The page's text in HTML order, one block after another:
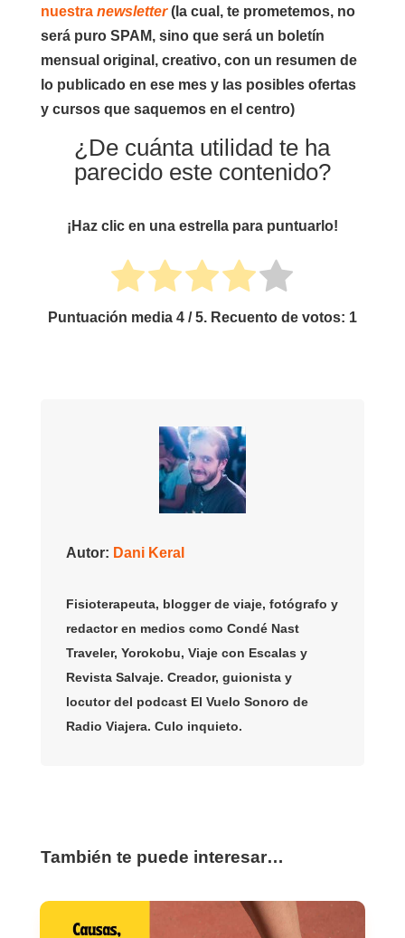
nuestra newsletter (la cual, te prometemos, no
será puro SPAM, sino que será un boletín
mensual original, creativo,con un resumen de
lo publicado en ese mes y las posibles ofertas
y cursos que saquemos en el centro)
¿De cuánta utilidad te ha
parecido este contenido?
¡Haz clic en una estrella para puntuarlo!
Puntuación media 4/ 5. Recuento de votos: 1
Autor: Dani Keral
Fisioterapeuta, blogger de viaje, fotógrafo y
redactor en medios como Condé Nast
Traveler, Yorokobu, Viaje con Escalas y
Revista Salvaje. Creador, guionista y
locutor del podcast El Vuelo Sonoro de
Radio Viajera. Culo inquieto.
También te puede interesar…